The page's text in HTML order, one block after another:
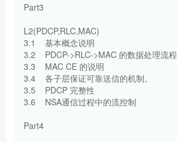
Part3
L2(PDCP,RLC,MAC)
3.1 基本概念说明
3.2 PDCP->RLC->MAC 的数据处理流程
3.3 MAC CE 的说明
3.4 各子层保证可靠送信的机制。
3.5 PDCP 完整性
3.6 NSA通信过程中的流控制
Part4